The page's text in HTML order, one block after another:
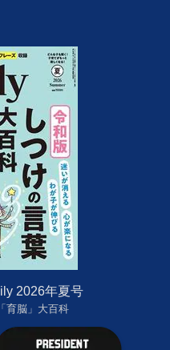
2026年夏号
育脳」大百科